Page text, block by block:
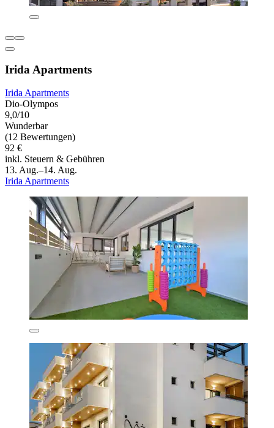
Irida Apartments
Irida Apartments
Dio-Olympos
9,0/10
Wunderbar
(12 Bewertungen)
92 €
inkl. Steuern & Gebühren
13. Aug.–14. Aug.
Irida Apartments